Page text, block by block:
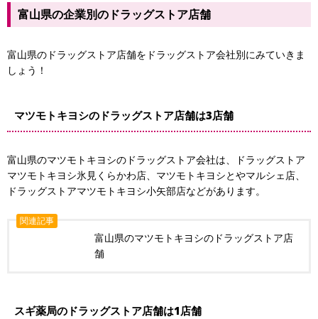
富山県の企業別のドラッグストア店舗
富山県のドラッグストア店舗をドラッグストア会社別にみていきま
しょう！
マツモトキヨシのドラッグストア店舗は3店舗
富山県のマツモトキヨシのドラッグストア会社は、ドラッグストア
マツモトキヨシ氷見くらかわ店、マツモトキヨシとやマルシェ店、
ドラッグストアマツモトキヨシ小矢部店などがあります。
関連記事
富山県のマツモトキヨシのドラッグストア店
舗
スギ薬局のドラッグストア店舗は1店舗